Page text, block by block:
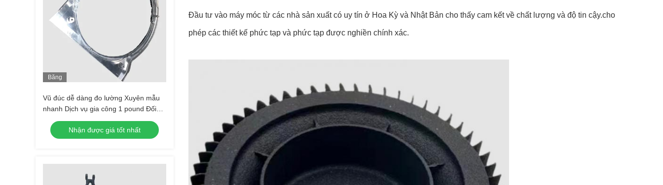
Băng
Vũ đúc dễ dàng đo lường Xuyên mẫu
nhanh Dịch vụ gia công 1 pound Đối
với bản sao độ chính xác cao
Nhận được giá tốt nhất
Đầu tư vào máy móc từ các nhà sản xuất có uy tín ở Hoa Kỳ và Nhật Bản cho thấy cam kết về chất lượng và độ tin cậy.cho
phép các thiết kế phức tạp và phức tạp được nghiền chính xác.